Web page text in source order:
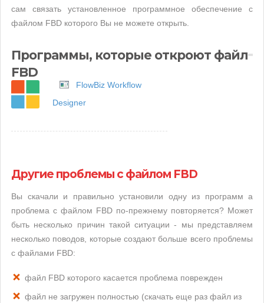
сам связать установленное программное обеспечение с
файлом FBD которого Вы не можете открыть.
Программы, которые откроют файл
FBD
FlowBiz Workflow
Designer
Другие проблемы с файлом FBD
Вы скачали и правильно установили одну из программ а
проблема с файлом FBD по-прежнему повторяется? Может
быть несколько причин такой ситуации - мы представляем
несколько поводов, которые создают больше всего проблемы
с файлами FBD:
файл FBD которого касается проблема поврежден
файл не загружен полностью (скачать еще раз файл из